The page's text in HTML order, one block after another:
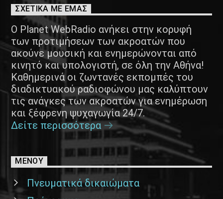
ΣΧΕΤΙΚΑ ΜΕ ΕΜΑΣ
Ο Planet WebRadio ανήκει στην κορυφή
των προτιμήσεων των ακροατών που
ακούνε μουσική και ενημερώνονται από
κινητό και υπολογιστή, σε όλη την Αθήνα!
Καθημερινά οι ζωντανές εκπομπές του
διαδικτυακού ραδιοφώνου μας καλύπτουν
τις ανάγκες των ακροατών για ενημέρωση
και ξέφρενη ψυχαγωγία 24/7.
Δείτε περισσότερα
ΜΕΝΟΥ
Πνευματικά δικαιώματα